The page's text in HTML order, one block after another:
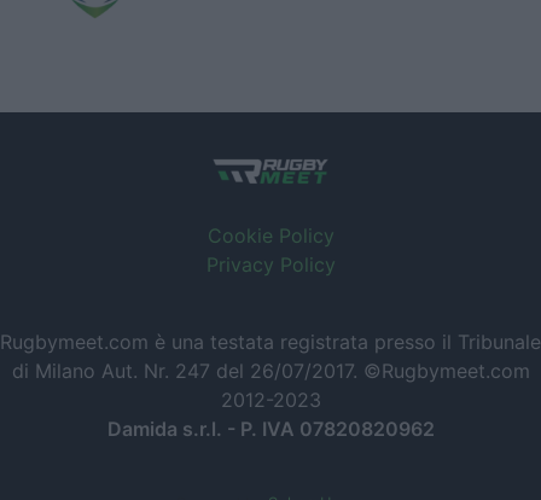
Cookie Policy
Privacy Policy
Rugbymeet.com è una testata registrata presso il Tribunale
di Milano Aut. Nr. 247 del 26/07/2017. ©Rugbymeet.com
2012-2023
Damida s.r.l. - P. IVA 07820820962